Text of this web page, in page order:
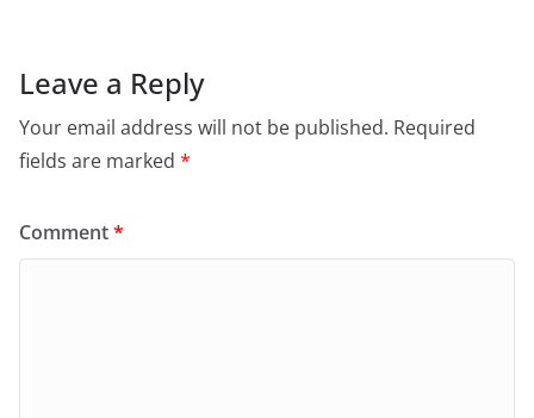
Leave a Reply
Your email address will not be published. Required
fields are marked *
Comment*